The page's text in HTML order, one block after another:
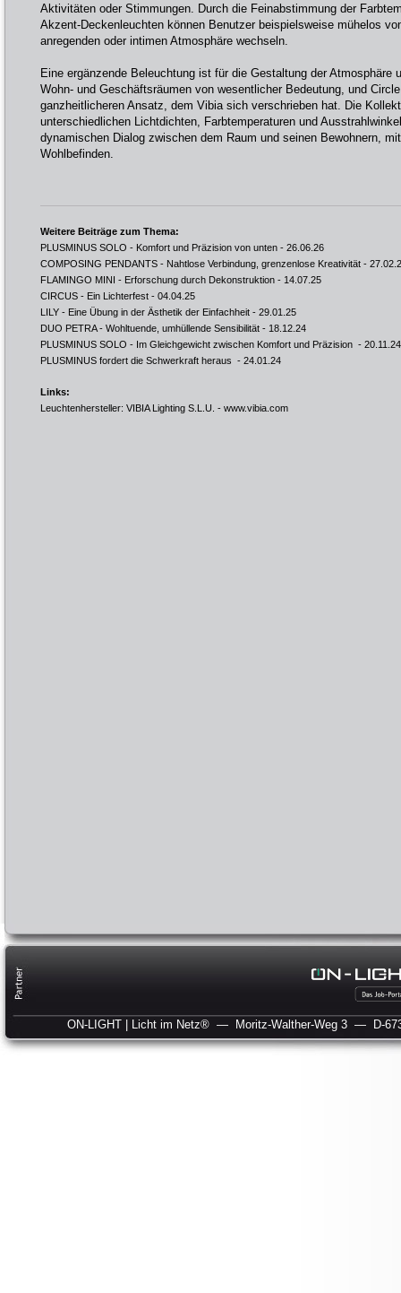
Aktivitäten oder Stimmungen. Durch die Feinabstimmung der
Akzent-Deckenleuchten können Benutzer beispielsweise mühelos
anregenden oder intimen Atmosphäre wechseln.
Eine ergänzende Beleuchtung ist für die Gestaltung der Atmosphäre
Wohn- und Geschäftsräumen von wesentlicher Bedeutung, und
ganzheitlicheren Ansatz, dem Vibia sich verschrieben hat. Die
unterschiedlichen Lichtdichten, Farbtemperaturen und
dynamischen Dialog zwischen dem Raum und seinen Bewohnern,
Wohlbefinden.
Weitere Beiträge zum Thema:
PLUSMINUS SOLO - Komfort und Präzision von unten - 26.06.26
COMPOSING PENDANTS - Nahtlose Verbindung, grenzenlose Kreativität -
FLAMINGO MINI - Erforschung durch Dekonstruktion - 14.07.25
CIRCUS - Ein Lichterfest - 04.04.25
LILY - Eine Übung in der Ästhetik der Einfachheit - 29.01.25
DUO PETRA - Wohltuende, umhüllende Sensibilität - 18.12.24
PLUSMINUS SOLO - Im Gleichgewicht zwischen Komfort und Präzision - 20.11.24
PLUSMINUS fordert die Schwerkraft heraus - 24.01.24
Links:
Leuchtenhersteller: VIBIA Lighting S.L.U. - www.vibia.com
ON-LIGHT | Licht im Netz® — Moritz-Walther-Weg 3 — D-